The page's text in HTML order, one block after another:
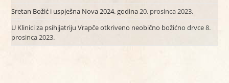
Sretan Božić i uspješna Nova 2024. godina20. prosinca 2023.
U Klinici za psihijatriju Vrapče otkriveno neobično božićno drvce8.
prosinca 2023.